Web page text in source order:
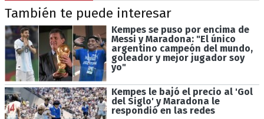
También te puede interesar
Kempes se puso por encima de
Messi y Maradona: "El único
argentino campeón del mundo,
goleador y mejor jugador soy
yo"
Kempes le bajó el precio al 'Gol
del Siglo' y Maradona le
respondió en las redes